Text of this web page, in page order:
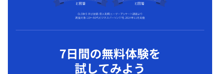
7日間の無料体験を
試してみよう